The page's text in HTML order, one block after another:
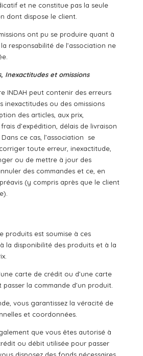
et ne constitue pas la seule
dont dispose le client.
ont pu se produire quant à
responsabilité de l’association ne
Inexactitudes et omissions
INDAH peut contenir des erreurs
inexactitudes ou des omissions
des articles, aux prix,
d’expédition, délais de livraison
ce cas, l’association se
toute erreur, inexactitude,
ou de mettre à jour des
des commandes et ce, en
(y compris après que le client
produits est soumise à ces
la disponibilité des produits et à la
carte de crédit ou d’une carte
la commande d’un produit.
vous garantissez la véracité de
et coordonnées.
que vous êtes autorisé à
ou débit utilisée pour passer